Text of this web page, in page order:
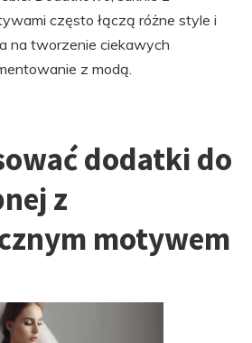
często łączą różne style i
na tworzenie ciekawych
z modą.
dodatki do
z
motywem